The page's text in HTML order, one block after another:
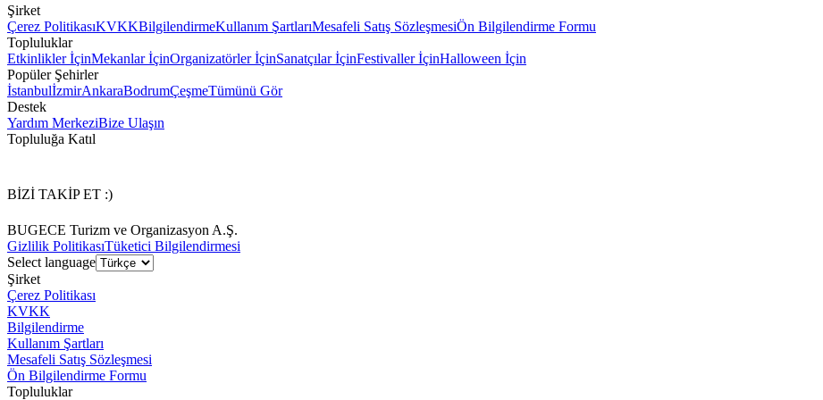
Şirket
Çerez PolitikasıKVKKBilgilendirmeKullanım ŞartlarıMesafeli Satış SözleşmesiÖn Bilgilendirme Formu
Topluluklar
Etkinlikler İçinMekanlar İçinOrganizatörler İçinSanatçılar İçinFestivaller İçinHalloween İçin
Popüler Şehirler
İstanbulİzmirAnkaraBodrumÇeşmeTümünü Gör
Destek
Yardım MerkeziBize Ulaşın
Topluluğa Katıl
BİZİ TAKİP ET :)
BUGECE Turizm ve Organizasyon A.Ş.
Gizlilik PolitikasıTüketici Bilgilendirmesi
Select language
Şirket
Çerez Politikası
KVKK
Bilgilendirme
Kullanım Şartları
Mesafeli Satış Sözleşmesi
Ön Bilgilendirme Formu
Topluluklar